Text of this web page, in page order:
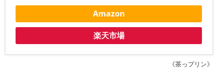
Amazon
楽天市場
《茶っプリン》